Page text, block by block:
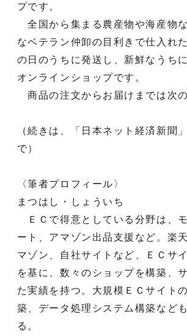
プです。
全国から集まる農産物や海産物
なベテラン仲卸の目利きで仕入れ
の日のうちに発送し、新鮮なうち
オンラインショップです。
商品の注文からお届けまでは次の
（続きは、「日本ネット経済新聞
で）
〈筆者プロフィール〉
まつはし・しょういち
ＥＣで得意としている分野は、
ート、アマゾン出品支援など。楽
マゾン、自社サイトなど、ＥＣサ
を基に、数々のショップを構築、
た実績を持つ。大規模ＥＣサイト
築、データ処理システム構築など
る。